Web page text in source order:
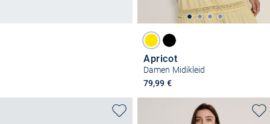
Apricot
Damen Midikleid
79,99 €